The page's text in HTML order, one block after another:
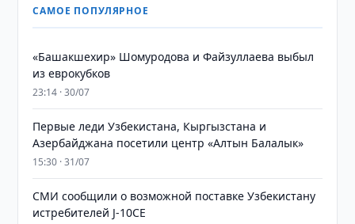
САМОЕ ПОПУЛЯРНОЕ
«Башакшехир» Шомуродова и Файзуллаева выбыл
из еврокубков
23:14 · 30/07
Первые леди Узбекистана, Кыргызстана и
Азербайджана посетили центр «Алтын Балалык»
15:30 · 31/07
СМИ сообщили о возможной поставке Узбекистану
истребителей J-10CE